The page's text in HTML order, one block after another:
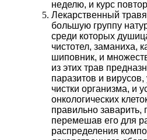
неделю, и курс
Лекарственный
большую группу
среди которых
чистотел, заманиха,
шиповник, и
из этих трав
паразитов и
чистки организма, и
онкологических
правильно заварить,
перемешав его для
распределения